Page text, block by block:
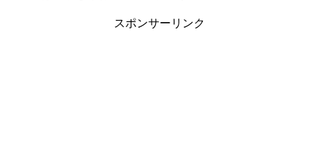
スポンサーリンク